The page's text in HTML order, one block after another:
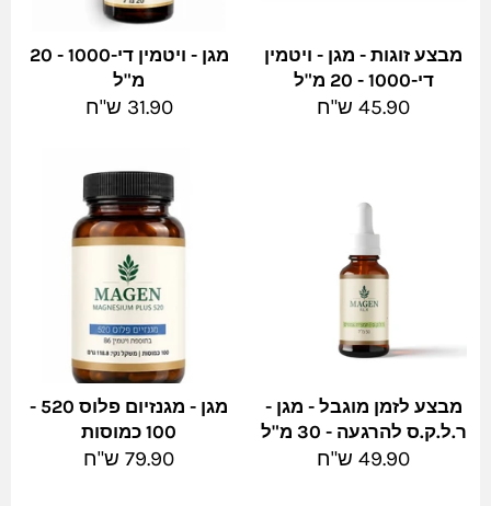
מגן - ויטמין די-1000 - 20
מ"ל
מחיר
31.90 ש"ח
מבצע זוגות - מגן - ויטמין
די-1000 - 20 מ"ל
מחיר
45.90 ש"ח
מגן - מגנזיום פלוס 520 -
100 כמוסות
מחיר
79.90 ש"ח
מבצע לזמן מוגבל - מגן -
ר.ל.ק.ס להרגעה - 30 מ"ל
מחיר
49.90 ש"ח